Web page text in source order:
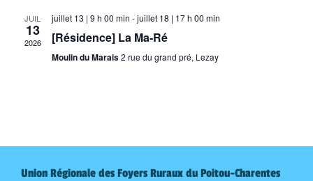
JUIL
13
2026
juillet 13 | 9 h 00 min -juillet 18 | 17 h 00 min
[Résidence] La Ma-Ré
Moulin du Marais2 rue du grand pré, Lezay
Union Régionale des Foyers Ruraux du Poitou-Charentes